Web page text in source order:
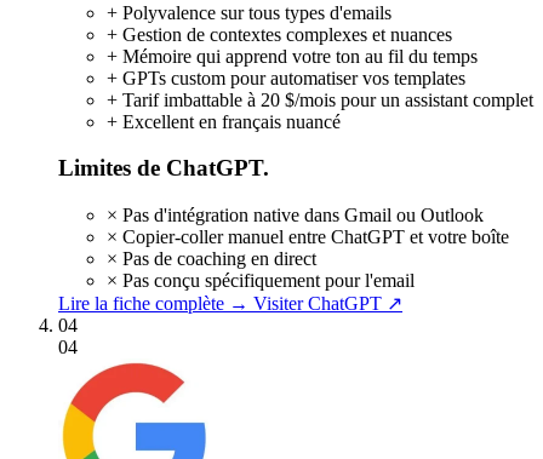
+ Polyvalence sur tous types d'emails
+ Gestion de contextes complexes et nuances
+ Mémoire qui apprend votre ton au fil du temps
+ GPTs custom pour automatiser vos templates
+ Tarif imbattable à 20 $/mois pour un assistant complet
+ Excellent en français nuancé
Limites de ChatGPT.
× Pas d'intégration native dans Gmail ou Outlook
× Copier-coller manuel entre ChatGPT et votre boîte
× Pas de coaching en direct
× Pas conçu spécifiquement pour l'email
Lire la fiche complète → Visiter ChatGPT ↗
04
04